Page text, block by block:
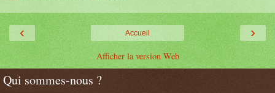
‹ ›
Accueil
Afficher la version Web
Qui sommes-nous ?